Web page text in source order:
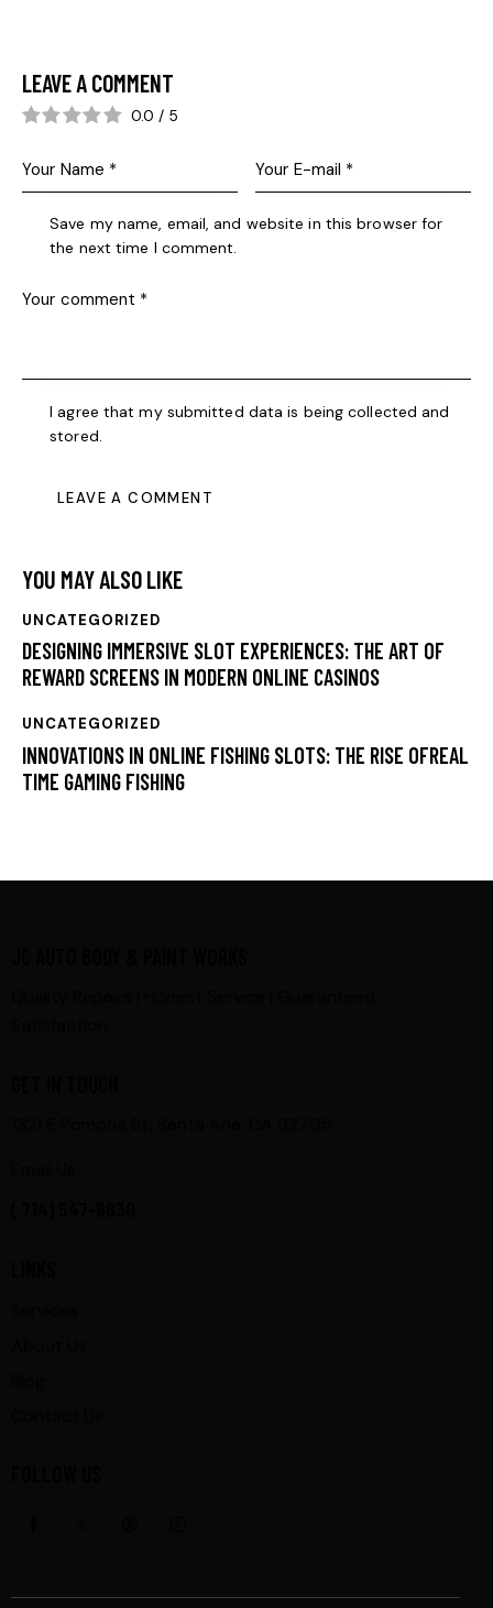
LEAVE A COMMENT
0.0 / 5
Save my name, email, and website in this browser for
the next time I comment.
I agree that my submitted data is being collected and
stored.
YOU MAY ALSO LIKE
UNCATEGORIZED
DESIGNING IMMERSIVE SLOT EXPERIENCES: THE ART OF
REWARD SCREENS IN MODERN ONLINE CASINOS
UNCATEGORIZED
INNOVATIONS IN ONLINE FISHING SLOTS: THE RISE OFREAL
TIME GAMING FISHING